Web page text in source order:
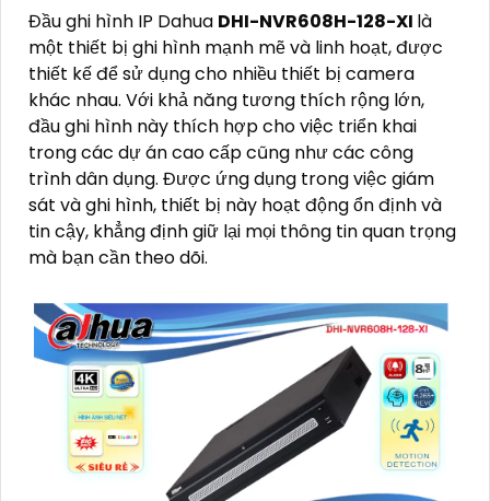
Đầu ghi hình IP Dahua DHI-NVR608H-128-XI là
một thiết bị ghi hình mạnh mẽ và linh hoạt, được
thiết kế để sử dụng cho nhiều thiết bị camera
khác nhau. Với khả năng tương thích rộng lớn,
đầu ghi hình này thích hợp cho việc triển khai
trong các dự án cao cấp cũng như các công
trình dân dụng. Được ứng dụng trong việc giám
sát và ghi hình, thiết bị này hoạt động ổn định và
tin cậy, khẳng định giữ lại mọi thông tin quan trọng
mà bạn cần theo dõi.